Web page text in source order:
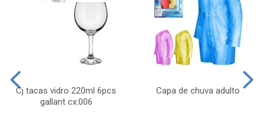
Cj tacas vidro 220ml 6pcs
gallant cx:006
Capa de chuva adulto